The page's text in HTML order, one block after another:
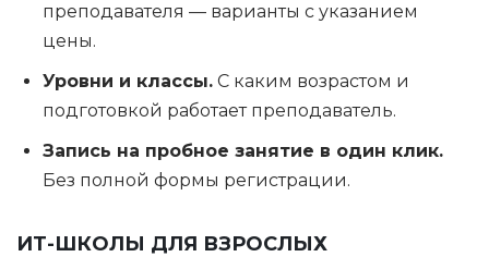
преподавателя — варианты с указанием
цены.
Уровни и классы. С каким возрастом и
подготовкой работает преподаватель.
Запись на пробное занятие в один клик.
Без полной формы регистрации.
ИТ-ШКОЛЫ ДЛЯ ВЗРОСЛЫХ